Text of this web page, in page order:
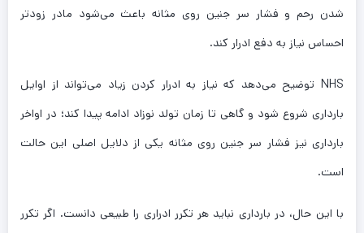
شدن رحم و فشار سر جنین روی مثانه باعث می‌شود مادر زودتر
احساس نیاز به دفع ادرار کند.
NHS توضیح می‌دهد که نیاز به ادرار کردن زیاد می‌تواند از اوایل
بارداری شروع شود و گاهی تا زمان تولد نوزاد ادامه پیدا کند؛ در اواخر
بارداری نیز فشار سر جنین روی مثانه یکی از دلایل اصلی این حالت
است.
با این حال، در بارداری نباید هر تکرر ادراری را طبیعی دانست. اگر تکرر